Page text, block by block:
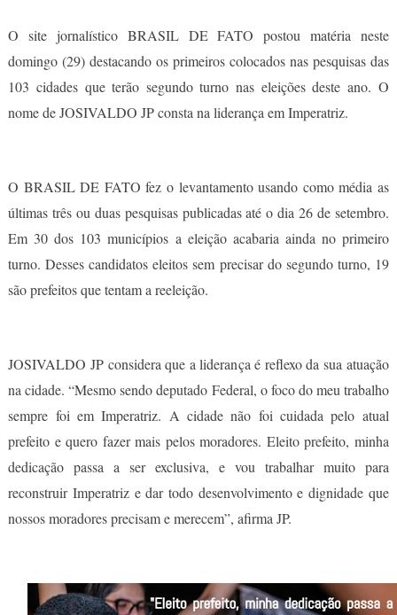
O site jornalístico BRASIL DE FATO postou matéria neste
domingo (29) destacando os primeiros colocados nas pesquisas das
103 cidades que terão segundo turno nas eleições deste ano. O
nome de JOSIVALDO JP consta na liderança em Imperatriz.
O BRASIL DE FATO fez o levantamento usando como média as
últimas três ou duas pesquisas publicadas até o dia 26 de setembro.
Em 30 dos 103 municípios a eleição acabaria ainda no primeiro
turno. Desses candidatos eleitos sem precisar do segundo turno, 19
são prefeitos que tentam a reeleição.
JOSIVALDO JP considera que a liderança é reflexo da sua atuação
na cidade. “Mesmo sendo deputado Federal, o foco do meu trabalho
sempre foi em Imperatriz. A cidade não foi cuidada pelo atual
prefeito e quero fazer mais pelos moradores. Eleito prefeito, minha
dedicação passa a ser exclusiva, e vou trabalhar muito para
reconstruir Imperatriz e dar todo desenvolvimento e dignidade que
nossos moradores precisam e merecem”, afirma JP.